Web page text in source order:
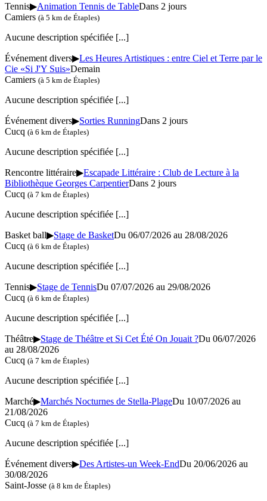
Tennis▶Animation Tennis de TableDans 2 jours
Camiers (à 5 km de Étaples)
Aucune description spécifiée [...]
Événement divers▶Les Heures Artistiques : entre Ciel et Terre par le
Cie «Si J'Y Suis»Demain
Camiers (à 5 km de Étaples)
Aucune description spécifiée [...]
Événement divers▶Sorties RunningDans 2 jours
Cucq (à 6 km de Étaples)
Aucune description spécifiée [...]
Rencontre littéraire▶Escapade Littéraire : Club de Lecture à la
Bibliothèque Georges CarpentierDans 2 jours
Cucq (à 7 km de Étaples)
Aucune description spécifiée [...]
Basket ball▶Stage de BasketDu 06/07/2026 au 28/08/2026
Cucq (à 6 km de Étaples)
Aucune description spécifiée [...]
Tennis▶Stage de TennisDu 07/07/2026 au 29/08/2026
Cucq (à 6 km de Étaples)
Aucune description spécifiée [...]
Théâtre▶Stage de Théâtre et Si Cet Été On Jouait ?Du 06/07/2026
au 28/08/2026
Cucq (à 7 km de Étaples)
Aucune description spécifiée [...]
Marché▶Marchés Nocturnes de Stella-PlageDu 10/07/2026 au
21/08/2026
Cucq (à 7 km de Étaples)
Aucune description spécifiée [...]
Événement divers▶Des Artistes-un Week-EndDu 20/06/2026 au
30/08/2026
Saint-Josse (à 8 km de Étaples)